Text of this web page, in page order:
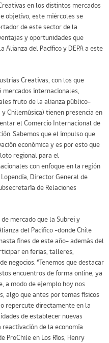
en los distintos mercados
objetivo, este miércoles se
de este sector de la
y oportunidades que
Alianza del Pacífico y DEPA a este
Creativas, con los que
internacionales,
fruto de la alianza público-
Chilemúsica) tienen presencia en
el Comercio Internacional de
Sabemos que el impulso que
económica y es por esto que
regional para el
con enfoque en la región
Director General de
de Relaciones
mercado que la Subrei y
del Pacífico -donde Chile
fines de este año- además del
en ferias, talleres,
negocios. “Tenemos que destacar
encuentros de forma online, ya
a modo de ejemplo hoy nos
algo que antes por temas físicos
repercute directamente en la
de establecer nuevas
de la economía
ProChile en Los Ríos, Henry